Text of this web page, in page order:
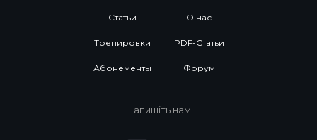
Статьи
Тренировки
Абонементы
О нас
PDF-Статьи
Форум
Напишіть нам